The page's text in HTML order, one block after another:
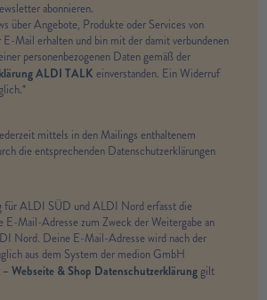
abonnieren.
über Angebote, Produkte oder Services von
Mail erhalten und bin mit der damit verbundenen
personenbezogenen Daten gemäß der
ALDI TALK einverstanden. Ein Widerruf
mittels in den Mailings enthaltenem
die entsprechenden Datenschutzerklärungen
für ALDI SÜD und ALDI Nord erfasst die
E-Mail-Adresse zum Zweck der Weitergabe an
Nord. Deine E-Mail-Adresse wird nach der
aus dem System der medion GmbH
Webseite & Shop Datenschutzerklärunggilt